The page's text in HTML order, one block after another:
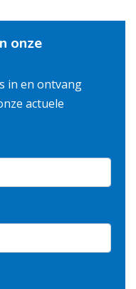
onze
in en ontvang
actuele